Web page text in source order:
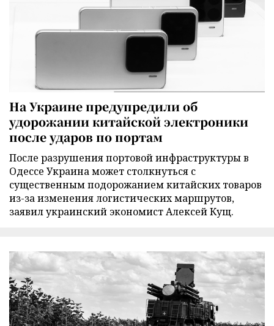
На Украине предупредили об
удорожании китайской электроники
после ударов по портам
После разрушения портовой инфраструктуры в
Одессе Украина может столкнуться с
существенным подорожанием китайских товаров
из-за изменения логистических маршрутов,
заявил украинский экономист Алексей Кущ.